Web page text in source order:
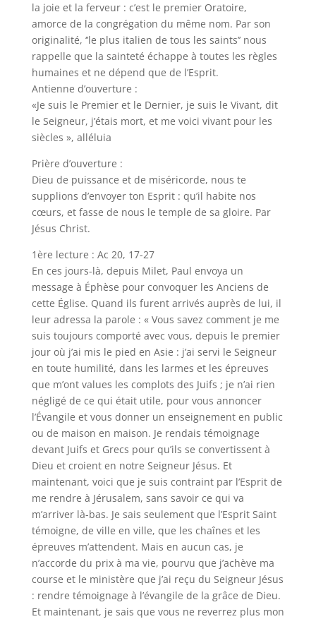
la joie et la ferveur : c’est le premier Oratoire,
amorce de la congrégation du même nom. Par son
originalité, ‘’le plus italien de tous les saints’’ nous
rappelle que la sainteté échappe à toutes les règles
humaines et ne dépend que de l’Esprit.
Antienne d’ouverture :
«Je suis le Premier et le Dernier, je suis le Vivant, dit
le Seigneur, j’étais mort, et me voici vivant pour les
siècles », alléluia
Prière d’ouverture :
Dieu de puissance et de miséricorde, nous te
supplions d’envoyer ton Esprit : qu’il habite nos
cœurs, et fasse de nous le temple de sa gloire. Par
Jésus Christ.
1ère lecture : Ac 20, 17-27
En ces jours-là, depuis Milet, Paul envoya un
message à Éphèse pour convoquer les Anciens de
cette Église. Quand ils furent arrivés auprès de lui, il
leur adressa la parole : « Vous savez comment je me
suis toujours comporté avec vous, depuis le premier
jour où j’ai mis le pied en Asie : j’ai servi le Seigneur
en toute humilité, dans les larmes et les épreuves
que m’ont values les complots des Juifs ; je n’ai rien
négligé de ce qui était utile, pour vous annoncer
l’Évangile et vous donner un enseignement en public
ou de maison en maison. Je rendais témoignage
devant Juifs et Grecs pour qu’ils se convertissent à
Dieu et croient en notre Seigneur Jésus. Et
maintenant, voici que je suis contraint par l’Esprit de
me rendre à Jérusalem, sans savoir ce qui va
m’arriver là-bas. Je sais seulement que l’Esprit Saint
témoigne, de ville en ville, que les chaînes et les
épreuves m’attendent. Mais en aucun cas, je
n’accorde du prix à ma vie, pourvu que j’achève ma
course et le ministère que j’ai reçu du Seigneur Jésus
: rendre témoignage à l’évangile de la grâce de Dieu.
Et maintenant, je sais que vous ne reverrez plus mon